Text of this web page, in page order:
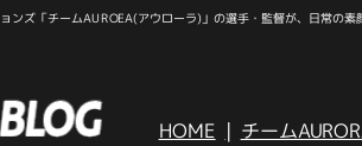
ズ「チームAUROEA(アウローラ)」の選手・監督が、日常の素
HOME チーム